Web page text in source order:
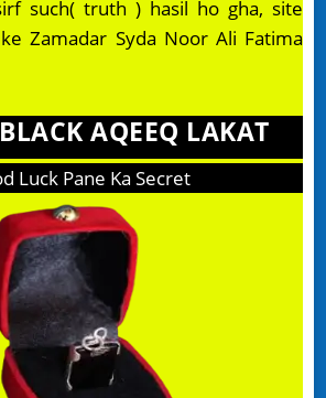
such( truth ) hasil ho gha, site
Zamadar Syda Noor Ali Fatima
AQEEQ LAKAT
Luck Pane Ka Secret